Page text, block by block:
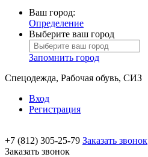
Ваш город:
Определение
Выберите ваш город
Запомнить город
Спецодежда, Рабочая обувь, СИЗ
Вход
Регистрация
+7 (812) 305-25-79 Заказать звонок
Заказать звонок